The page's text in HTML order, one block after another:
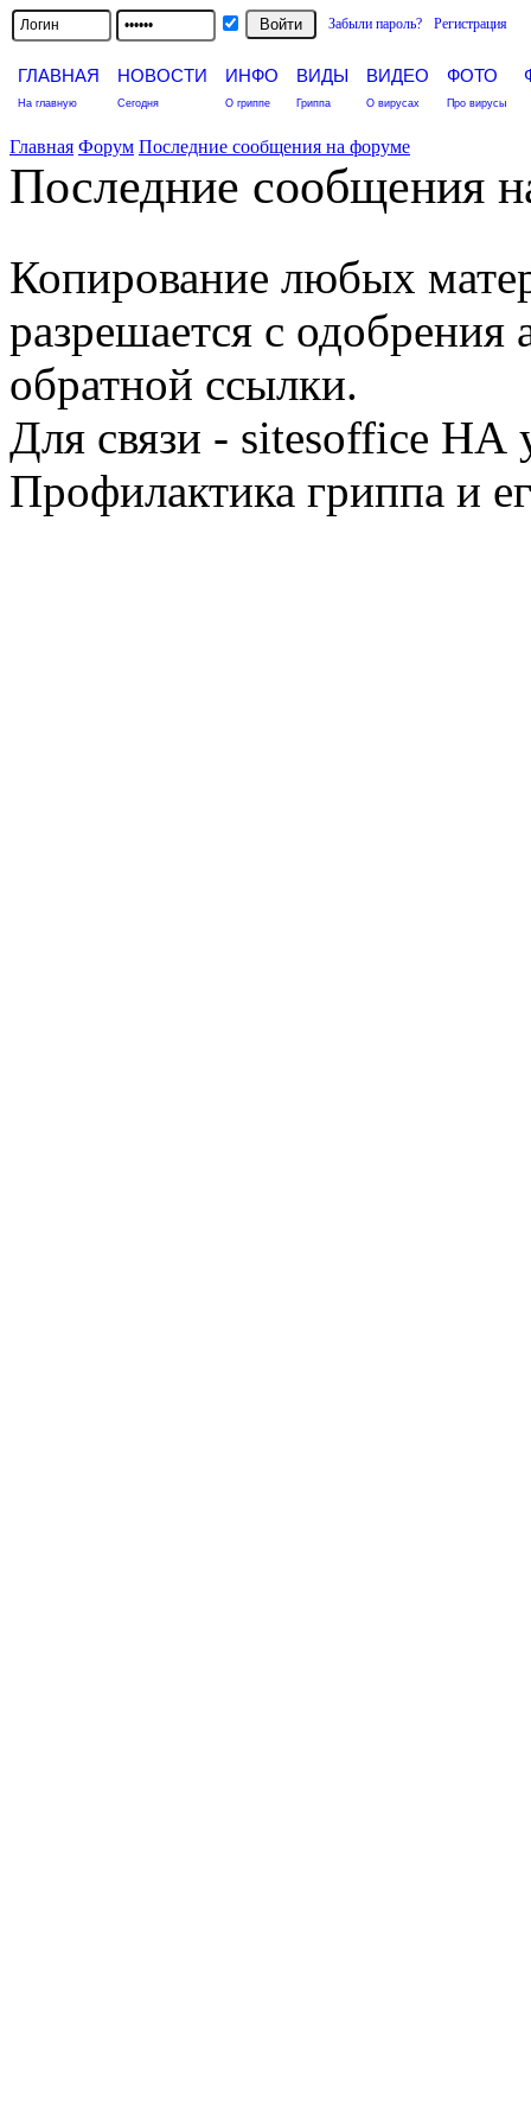
Забыли пароль? Регистрация
ГЛАВНАЯ
На главную
НОВОСТИ
Сегодня
ИНФО
О гриппе
ВИДЫ
Гриппа
ВИДЕО
О вирусах
ФОТО
Про вирусы
Главная Форум Последние сообщения на форуме
Последние сообщения
Копирование любых
разрешается с
обратной ссылки.
Для связи - sitesoffice НА
Профилактика гриппа и